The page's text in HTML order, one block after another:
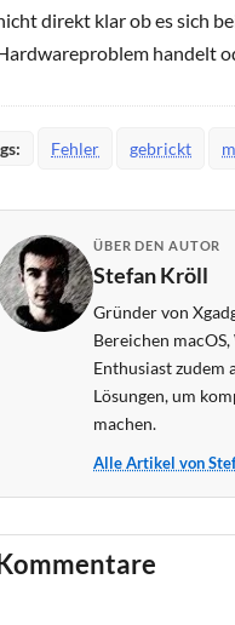
direkt klar ob es sich
handelt
Fehler gebrickt
ÜBER DEN AUTOR
Stefan Kröll
Gründer von
Bereichen
Enthusiast zudem
Lösungen, um
machen.
Alle Artikel von